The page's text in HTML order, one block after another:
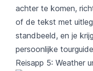
achter te komen,
of de tekst met
standbeeld, en je
persoonlijke
Reisapp 5: Weather